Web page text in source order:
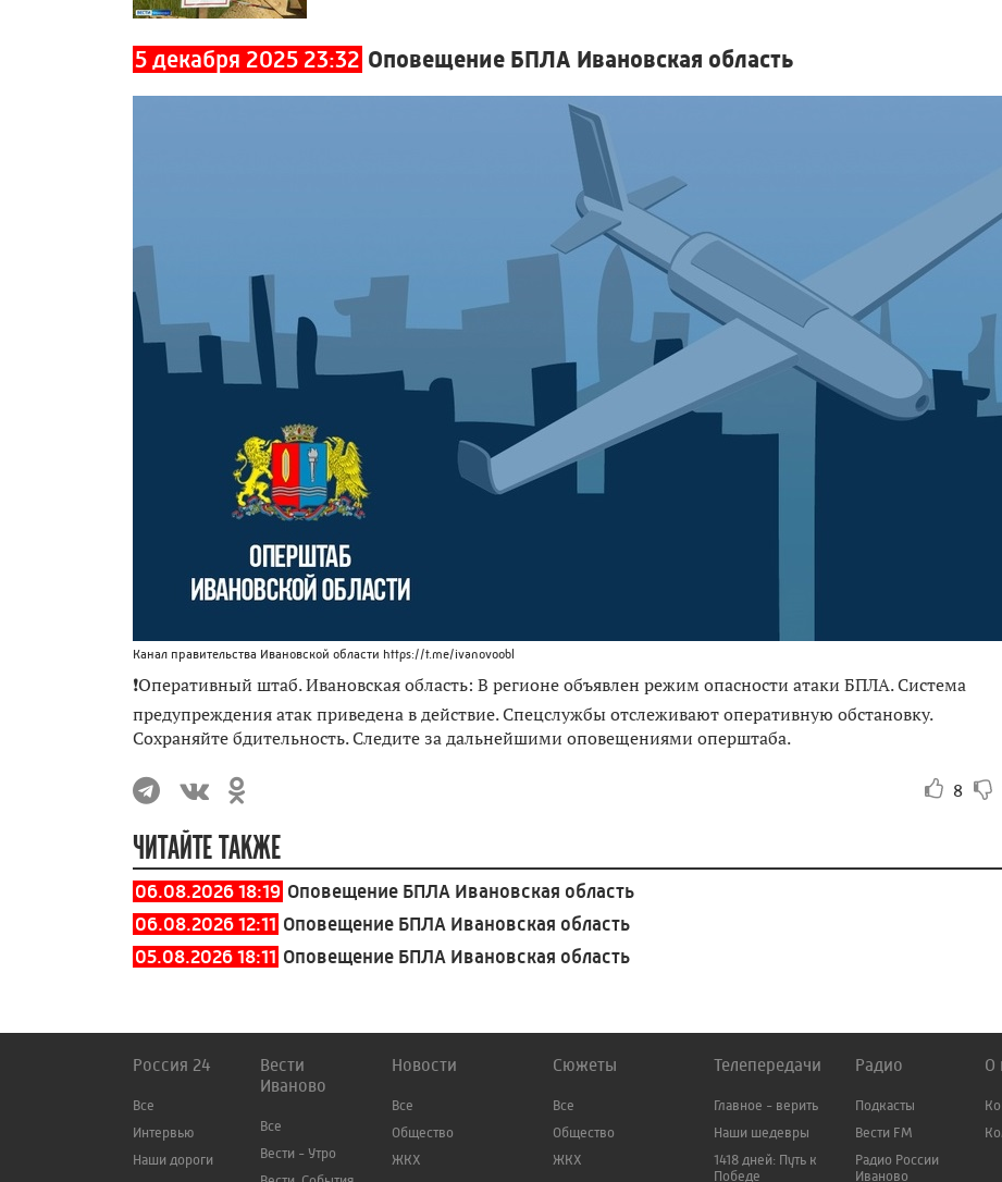
5 декабря 2025 23:32 Оповещение БПЛА Ивановская область
Канал правительства Ивановской области https://t.me/ivanovoobl
❗️Оперативный штаб. Ивановская область: В регионе объявлен режим опасности атаки БПЛА. Система
предупреждения атак приведена в действие. Спецслужбы отслеживают оперативную обстановку.
Сохраняйте бдительность. Следите за дальнейшими оповещениями оперштаба.
8
ЧИТАЙТЕ ТАКЖЕ
06.08.2026 18:19 Оповещение БПЛА Ивановская область
06.08.2026 12:11 Оповещение БПЛА Ивановская область
05.08.2026 18:11 Оповещение БПЛА Ивановская область
Россия 24
Все
Интервью
Наши дороги
Вести
Иваново
Все
Вести - Утро
Новости
Все
Общество
ЖКХ
Сюжеты
Все
Общество
ЖКХ
Телепередачи
Главное - верить
Наши шедевры
1418 дней: Путь к
Победе
Радио
Подкасты
Вести FM
Радио России
Иваново
О